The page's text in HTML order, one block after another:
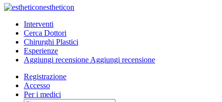
estheticon
Interventi
Cerca Dottori
Chirurghi Plastici
Esperienze
Aggiungi recensione Aggiungi recensione
Registrazione
Accesso
Per i medici